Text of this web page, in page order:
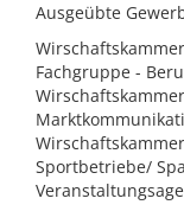
Ausgeübte
Fachgruppe -
Sportbetriebe/